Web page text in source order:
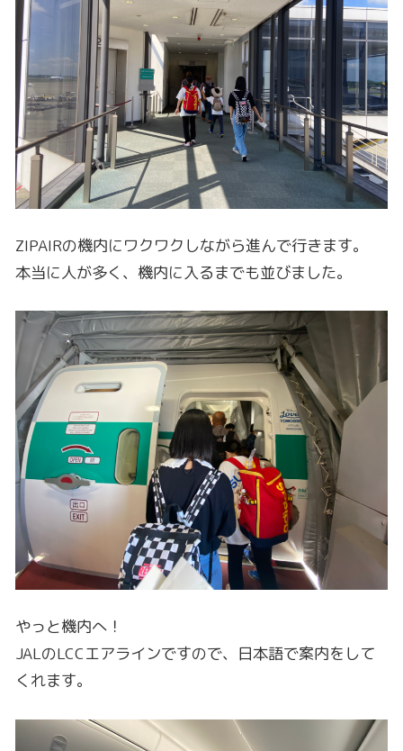
ZIPAIRの機内にワクワクしながら進んで行きます。
本当に人が多く、機内に入るまでも並びました。
やっと機内へ！
JALのLCCエアラインですので、日本語で案内をして
くれます。